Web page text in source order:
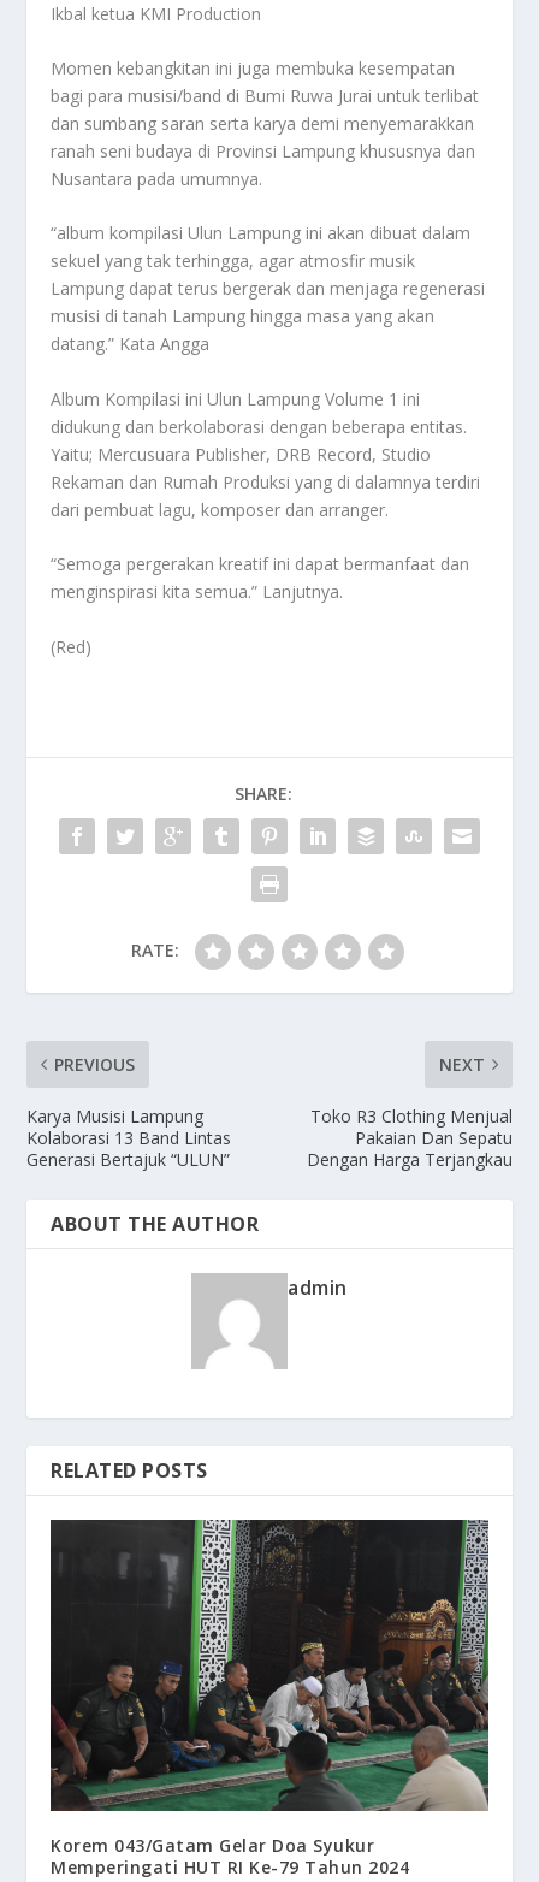
Ikbal ketua KMI Production
Momen kebangkitan ini juga membuka kesempatan
bagi para musisi/band di Bumi Ruwa Jurai untuk terlibat
dan sumbang saran serta karya demi menyemarakkan
ranah seni budaya di Provinsi Lampung khususnya dan
Nusantara pada umumnya.
“album kompilasi Ulun Lampung ini akan dibuat dalam
sekuel yang tak terhingga, agar atmosfir musik
Lampung dapat terus bergerak dan menjaga regenerasi
musisi di tanah Lampung hingga masa yang akan
datang.” Kata Angga
Album Kompilasi ini Ulun Lampung Volume 1 ini
didukung dan berkolaborasi dengan beberapa entitas.
Yaitu; Mercusuara Publisher, DRB Record, Studio
Rekaman dan Rumah Produksi yang di dalamnya terdiri
dari pembuat lagu, komposer dan arranger.
“Semoga pergerakan kreatif ini dapat bermanfaat dan
menginspirasi kita semua.” Lanjutnya.
(Red)
SHARE:
RATE:
PREVIOUS
Karya Musisi Lampung
Kolaborasi 13 Band Lintas
Generasi Bertajuk “ULUN”
NEXT
Toko R3 Clothing Menjual
Pakaian Dan Sepatu
Dengan Harga Terjangkau
ABOUT THE AUTHOR
admin
RELATED POSTS
Korem 043/Gatam Gelar Doa Syukur
Memperingati HUT RI Ke-79 Tahun 2024